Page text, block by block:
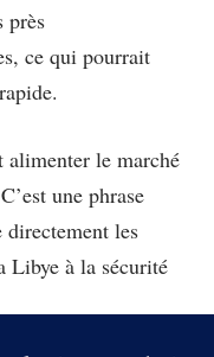
près
ce qui pourrait
le marché
une phrase
les
Libye à la sécurité